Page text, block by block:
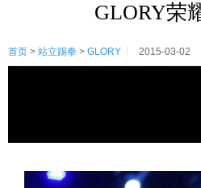
GLORY荣
首页 > 站立踢拳 > GLORY 2015-03-02